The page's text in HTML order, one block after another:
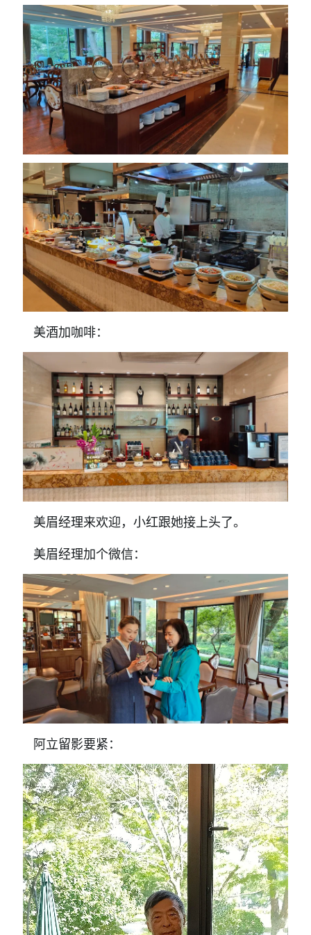
美酒加咖啡：
美眉经理来欢迎，小红跟她接上头了。
美眉经理加个微信：
阿立留影要紧：